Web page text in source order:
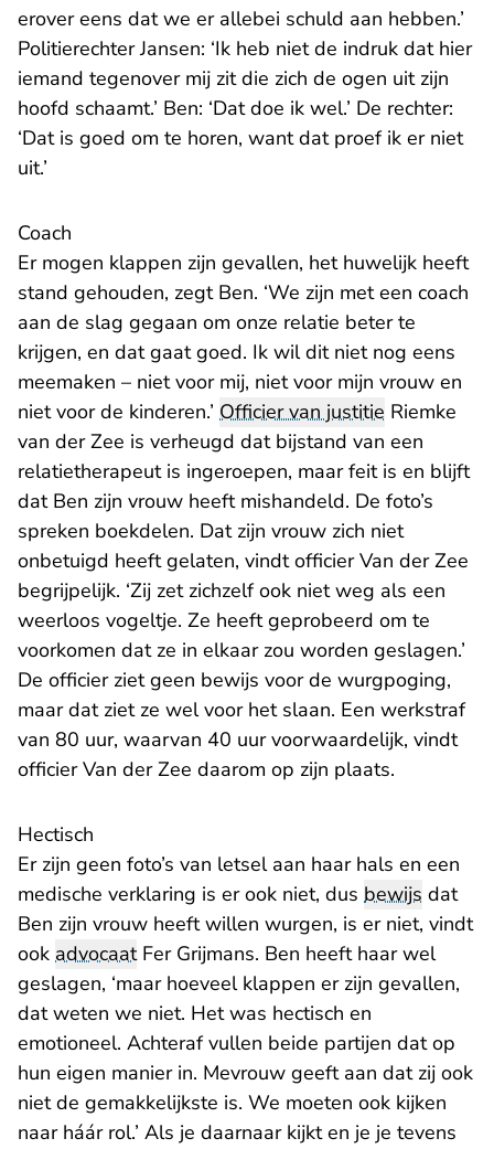
erover eens dat we er allebei schuld aan hebben.’
Politierechter Jansen: ‘Ik heb niet de indruk dat hier
iemand tegenover mij zit die zich de ogen uit zijn
hoofd schaamt.’ Ben: ‘Dat doe ik wel.’ De rechter:
‘Dat is goed om te horen, want dat proef ik er niet
uit.’
Coach
Er mogen klappen zijn gevallen, het huwelijk heeft
stand gehouden, zegt Ben. ‘We zijn met een coach
aan de slag gegaan om onze relatie beter te
krijgen, en dat gaat goed. Ik wil dit niet nog eens
meemaken – niet voor mij, niet voor mijn vrouw en
niet voor de kinderen.’ Officier van justitie Riemke
van der Zee is verheugd dat bijstand van een
relatietherapeut is ingeroepen, maar feit is en blijft
dat Ben zijn vrouw heeft mishandeld. De foto’s
spreken boekdelen. Dat zijn vrouw zich niet
onbetuigd heeft gelaten, vindt officier Van der Zee
begrijpelijk. ‘Zij zet zichzelf ook niet weg als een
weerloos vogeltje. Ze heeft geprobeerd om te
voorkomen dat ze in elkaar zou worden geslagen.’
De officier ziet geen bewijs voor de wurgpoging,
maar dat ziet ze wel voor het slaan. Een werkstraf
van 80 uur, waarvan 40 uur voorwaardelijk, vindt
officier Van der Zee daarom op zijn plaats.
Hectisch
Er zijn geen foto’s van letsel aan haar hals en een
medische verklaring is er ook niet, dus bewijs dat
Ben zijn vrouw heeft willen wurgen, is er niet, vindt
ook advocaatFer Grijmans. Ben heeft haar wel
geslagen, ‘maar hoeveel klappen er zijn gevallen,
dat weten we niet. Het was hectisch en
emotioneel. Achteraf vullen beide partijen dat op
hun eigen manier in. Mevrouw geeft aan dat zij ook
niet de gemakkelijkste is. We moeten ook kijken
naar háár rol.’ Als je daarnaar kijkt en je je tevens